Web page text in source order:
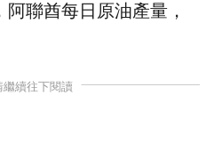
聯酋每日原油產量，
繼續往下閱讀